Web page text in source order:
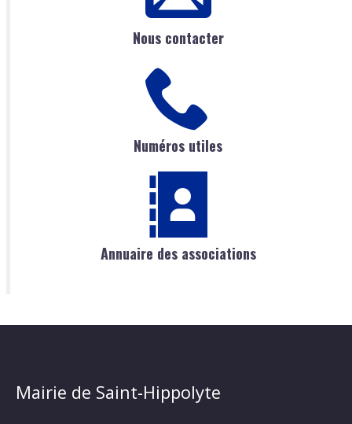
Nous contacter
Numéros utiles
Annuaire des associations
Mairie de Saint-Hippolyte